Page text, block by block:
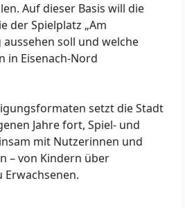
Auf dieser Basis will die
der Spielplatz „Am
soll und welche
in Eisenach-Nord
setzt die Stadt
Jahre fort, Spiel- und
mit Nutzerinnen und
– von Kindern über
Erwachsenen.